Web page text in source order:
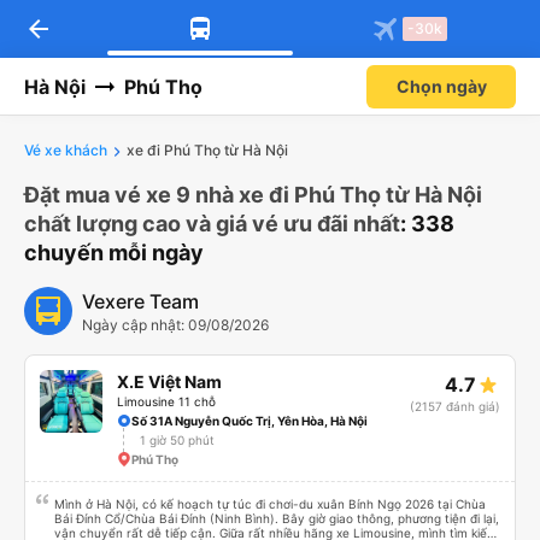
arrow_back -30k
Hà Nội Phú Thọ Chọn ngày
Vé xe khách xe đi Phú Thọ từ Hà Nội
Đặt mua vé xe 9 nhà xe đi Phú Thọ từ Hà Nội
chất lượng cao và giá vé ưu đãi nhất: 338
chuyến mỗi ngày
Vexere Team
Ngày cập nhật: 09/08/2026
X.E Việt Nam
Limousine 11 chỗ
4.7
(2157 đánh giá)
Số 31A Nguyễn Quốc Trị, Yên Hòa, Hà Nội
1 giờ 50 phút
Phú Thọ
Mình ở Hà Nội, có kế hoạch tự túc đi chơi-du xuân Bính Ngọ 2026 tại Chùa
Bái Đính Cổ/Chùa Bái Đính (Ninh Bình). Bây giờ giao thông, phương tiện đi lại,
vận chuyển rất dễ tiếp cận. Giữa rất nhiều hãng xe Limousine, mình tìm kiếm